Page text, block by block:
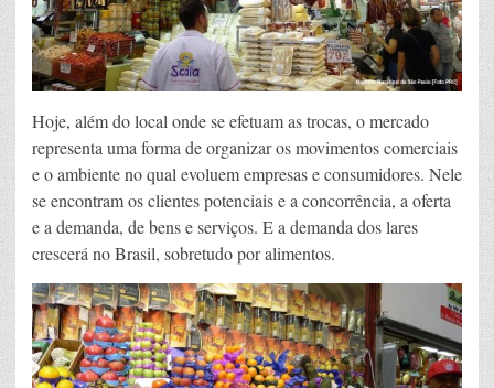
Hoje, além do local onde se efetuam as trocas, o mercado
representa uma forma de organizar os movimentos comerciais
e o ambiente no qual evoluem empresas e consumidores. Nele
se encontram os clientes potenciais e a concorrência, a oferta
e a demanda, de bens e serviços. E a demanda dos lares
crescerá no Brasil, sobretudo por alimentos.